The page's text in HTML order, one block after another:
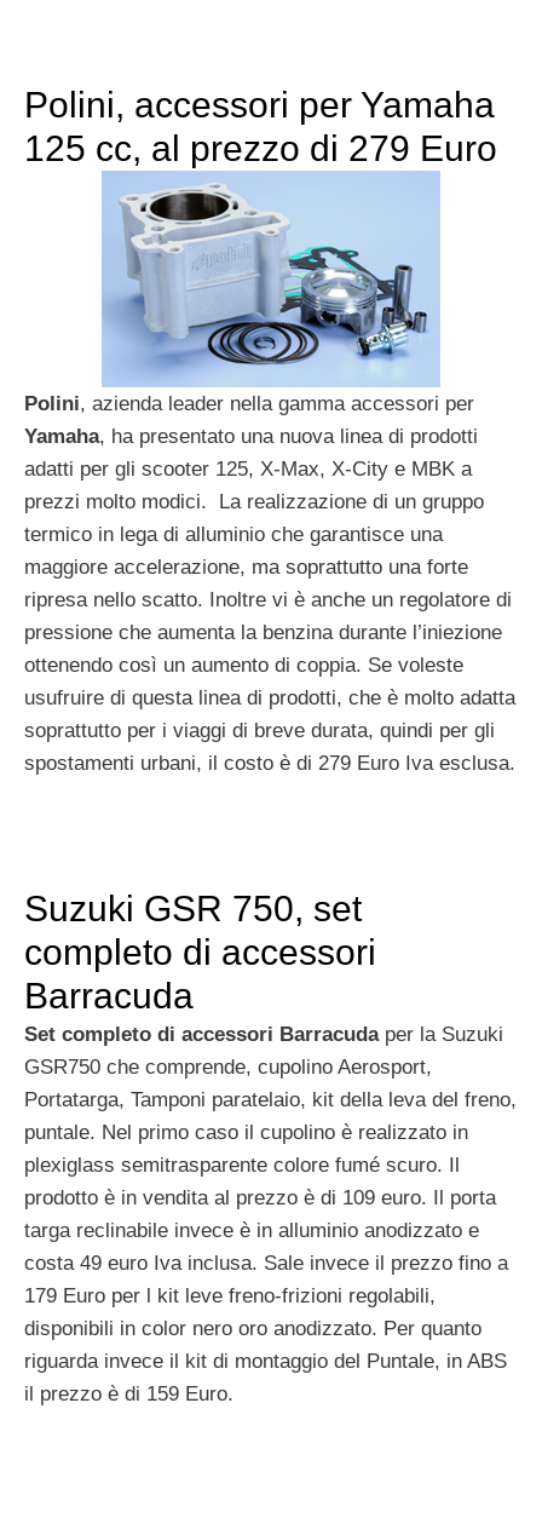
Polini, accessori per Yamaha
125 cc, al prezzo di 279 Euro
Polini, azienda leader nella gamma accessori per
Yamaha, ha presentato una nuova linea di prodotti
adatti per gli scooter 125, X-Max, X-City e MBK a
prezzi molto modici. La realizzazione di un gruppo
termico in lega di alluminio che garantisce una
maggiore accelerazione, ma soprattutto una forte
ripresa nello scatto. Inoltre vi è anche un regolatore di
pressione che aumenta la benzina durante l’iniezione
ottenendo così un aumento di coppia. Se voleste
usufruire di questa linea di prodotti, che è molto adatta
soprattutto per i viaggi di breve durata, quindi per gli
spostamenti urbani, il costo è di 279 Euro Iva esclusa.
Suzuki GSR 750, set
completo di accessori
Barracuda
Set completo di accessori Barracudaper la Suzuki
GSR750 che comprende, cupolino Aerosport,
Portatarga, Tamponi paratelaio, kit della leva del freno,
puntale. Nel primo caso il cupolino è realizzato in
plexiglass semitrasparente colore fumé scuro. Il
prodotto è in vendita al prezzo è di 109 euro. Il porta
targa reclinabile invece è in alluminio anodizzato e
costa 49 euro Iva inclusa. Sale invece il prezzo fino a
179 Euro per l kit leve freno-frizioni regolabili,
disponibili in color nero oro anodizzato. Per quanto
riguarda invece il kit di montaggio del Puntale, in ABS
il prezzo è di 159 Euro.